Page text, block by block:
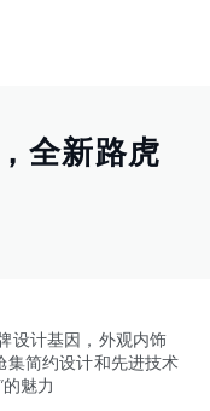
全新路虎
设计基因，外观内饰
简约设计和先进技术
魅力